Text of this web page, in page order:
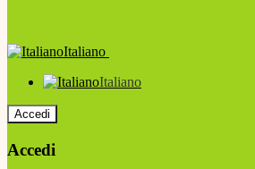
Italiano
Italiano
Accedi
Accedi